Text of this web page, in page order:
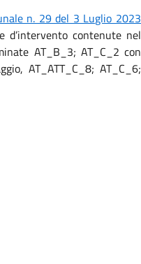
n. 29 del 3 Luglio 2023
d’intervento contenute nel
AT_B_3; AT_C_2 con
AT_ATT_C_8; AT_C_6;